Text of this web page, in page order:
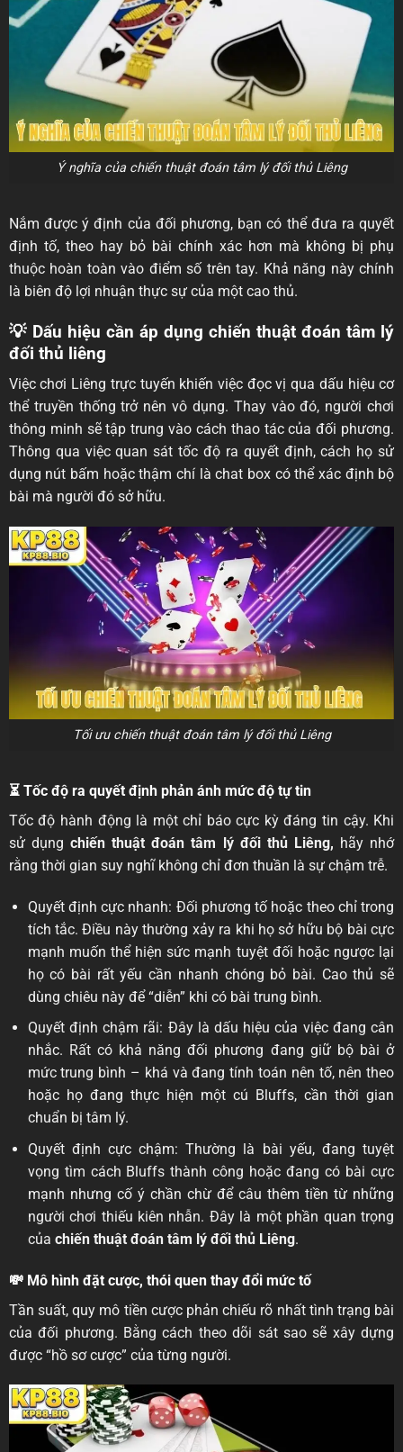
Ý nghĩa của chiến thuật đoán tâm lý đối thủ Liêng
Nắm được ý định của đối phương, bạn có thể đưa ra quyết
định tố, theo hay bỏ bài chính xác hơn mà không bị phụ
thuộc hoàn toàn vào điểm số trên tay. Khả năng này chính
là biên độ lợi nhuận thực sự của một cao thủ.
💡 Dấu hiệu cần áp dụng chiến thuật đoán tâm lý
đối thủ liêng
Việc chơi Liêng trực tuyến khiến việc đọc vị qua dấu hiệu cơ
thể truyền thống trở nên vô dụng. Thay vào đó, người chơi
thông minh sẽ tập trung vào cách thao tác của đối phương.
Thông qua việc quan sát tốc độ ra quyết định, cách họ sử
dụng nút bấm hoặc thậm chí là chat box có thể xác định bộ
bài mà người đó sở hữu.
Tối ưu chiến thuật đoán tâm lý đối thủ Liêng
⏳ Tốc độ ra quyết định phản ánh mức độ tự tin
Tốc độ hành động là một chỉ báo cực kỳ đáng tin cậy. Khi
sử dụngchiến thuật đoán tâm lý đối thủ Liêng, hãy nhớ
rằng thời gian suy nghĩ không chỉ đơn thuần là sự chậm trễ.
Quyết định cực nhanh: Đối phương tố hoặc theo chỉ trong
tích tắc. Điều này thường xảy ra khi họ sở hữu bộ bài cực
mạnh muốn thể hiện sức mạnh tuyệt đối hoặc ngược lại
họ có bài rất yếu cần nhanh chóng bỏ bài. Cao thủ sẽ
dùng chiêu này để “diễn” khi có bài trung bình.
Quyết định chậm rãi: Đây là dấu hiệu của việc đang cân
nhắc. Rất có khả năng đối phương đang giữ bộ bài ở
mức trung bình – khá và đang tính toán nên tố, nên theo
hoặc họ đang thực hiện một cú Bluffs, cần thời gian
chuẩn bị tâm lý.
Quyết định cực chậm: Thường là bài yếu, đang tuyệt
vọng tìm cách Bluffs thành công hoặc đang có bài cực
mạnh nhưng cố ý chần chừ để câu thêm tiền từ những
người chơi thiếu kiên nhẫn. Đây là một phần quan trọng
của chiến thuật đoán tâm lý đối thủ Liêng.
💸 Mô hình đặt cược, thói quen thay đổi mức tố
Tần suất, quy mô tiền cược phản chiếu rõ nhất tình trạng bài
của đối phương. Bằng cách theo dõi sát sao sẽ xây dựng
được “hồ sơ cược” của từng người.